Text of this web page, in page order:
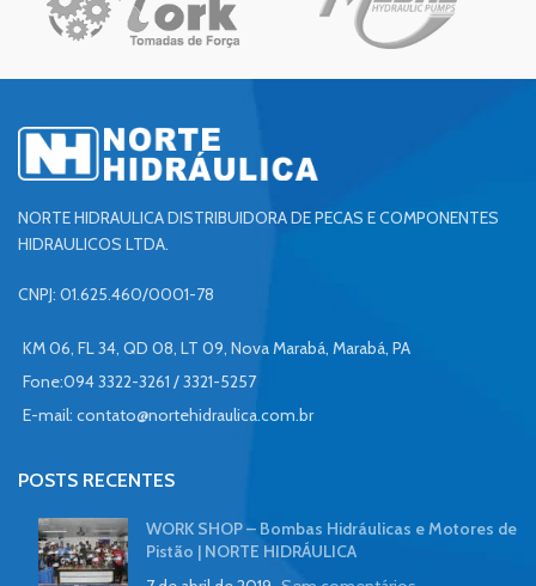
NORTE HIDRAULICA DISTRIBUIDORA DE PECAS E COMPONENTES
HIDRAULICOS LTDA.
CNPJ: 01.625.460/0001-78
KM 06, FL 34, QD 08, LT 09, Nova Marabá, Marabá, PA
Fone:094 3322-3261 / 3321-5257
E-mail: contato@nortehidraulica.com.br
POSTS RECENTES
WORK SHOP – Bombas Hidráulicas e Motores de
Pistão | NORTE HIDRÁULICA